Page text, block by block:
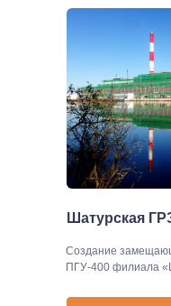
Шатурская
Создание
ПГУ-400 филиала